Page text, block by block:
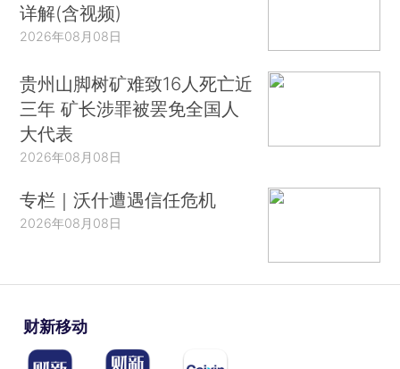
详解(含视频)
2026年08月08日
贵州山脚树矿难致16人死亡近
三年 矿长涉罪被罢免全国人
大代表
2026年08月08日
专栏｜沃什遭遇信任危机
2026年08月08日
财新移动